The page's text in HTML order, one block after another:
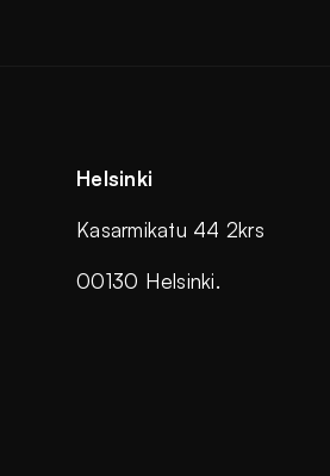
Helsinki
Kasarmikatu 44 2krs
00130 Helsinki.